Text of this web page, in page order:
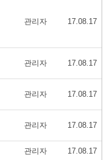
관리자 17.08.17
관리자 17.08.17
관리자 17.08.17
관리자 17.08.17
관리자 17.08.17